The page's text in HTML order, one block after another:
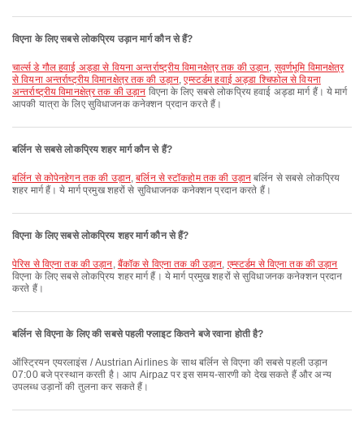
विएना के लिए सबसे लोकप्रिय उड़ान मार्ग कौन से हैं?
चार्ल्स डे गौल हवाई अड्डा से वियना अन्तर्राष्ट्रीय विमानक्षेत्र तक की उड़ान, सुवर्णभूमि विमानक्षेत्र
से वियना अन्तर्राष्ट्रीय विमानक्षेत्र तक की उड़ान,एम्स्टर्डम हवाई अड्डा श्चिफोल से वियना
अन्तर्राष्ट्रीय विमानक्षेत्र तक की उड़ान विएना के लिए सबसे लोकप्रिय हवाई अड्डा मार्ग हैं। ये मार्ग
आपकी यात्रा के लिए सुविधाजनक कनेक्शन प्रदान करते हैं।
बर्लिन से सबसे लोकप्रिय शहर मार्ग कौन से हैं?
बर्लिन से कोपेनहेगन तक की उड़ान,बर्लिन से स्टॉकहोम तक की उड़ान बर्लिन से सबसे लोकप्रिय
शहर मार्ग हैं। ये मार्ग प्रमुख शहरों से सुविधाजनक कनेक्शन प्रदान करते हैं।
विएना के लिए सबसे लोकप्रिय शहर मार्ग कौन से हैं?
पेरिस से विएना तक की उड़ान, बैंकॉक से विएना तक की उड़ान, एम्स्टर्डम से विएना तक की उड़ान
विएना के लिए सबसे लोकप्रिय शहर मार्ग हैं। ये मार्ग प्रमुख शहरों से सुविधाजनक कनेक्शन प्रदान
करते हैं।
बर्लिन से विएना के लिए की सबसे पहली फ्लाइट कितने बजे रवाना होती है?
ऑस्ट्रियन एयरलाइंस / Austrian Airlines के साथ बर्लिन से विएना की सबसे पहली उड़ान
07:00 बजे प्रस्थान करती है। आप Airpaz पर इस समय-सारणी को देख सकते हैं और अन्य
उपलब्ध उड़ानों की तुलना कर सकते हैं।